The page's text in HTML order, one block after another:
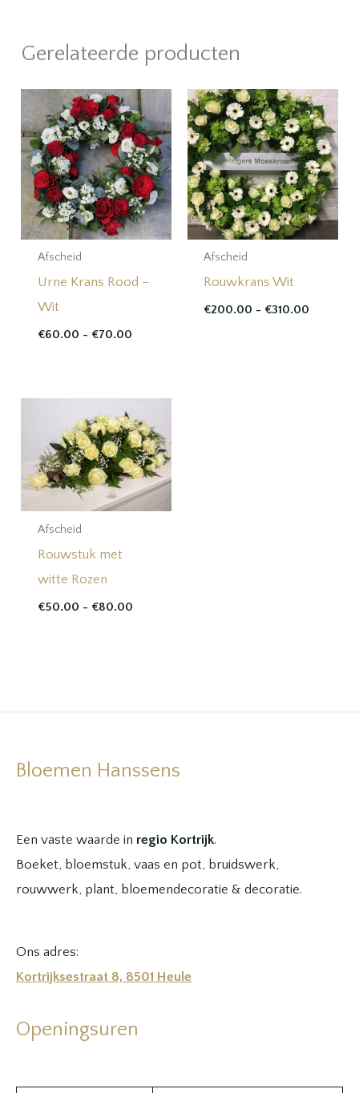
Gerelateerde producten
Afscheid
Urne Krans Rood –
Wit
€60.00 - €70.00Prijsklasse:
Afscheid
Rouwkrans Wit
€200.00 - €310.00
Afscheid
Rouwstuk met
witte Rozen
€50.00 - €80.00Prijsklasse:
Bloemen Hanssens
Een vaste waarde in regio Kortrijk.
Boeket, bloemstuk, vaas en pot, bruidswerk,
rouwwerk, plant, bloemendecoratie & decoratie.
Ons adres:
Kortrijksestraat 8, 8501 Heule
Openingsuren